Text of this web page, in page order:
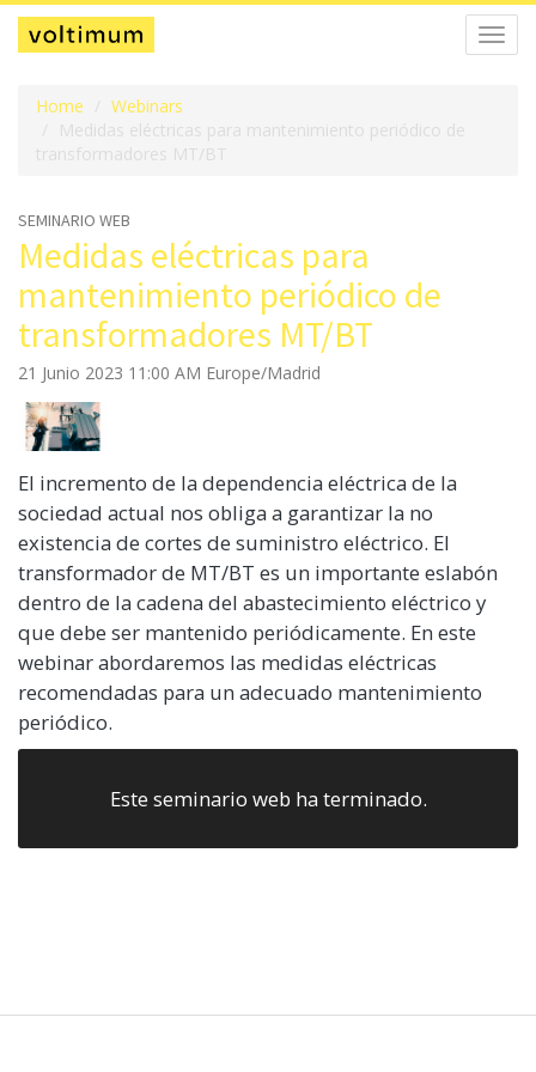
la
Home
Webinars
Medidas eléctricas para mantenimiento periódico de
transformadores MT/BT
SEMINARIO WEB
Medidas eléctricas para
mantenimiento periódico de
transformadores MT/BT
21 Junio 2023 11:00 AM Europe/Madrid
El incremento de la dependencia eléctrica de la
sociedad actual nos obliga a garantizar la no
existencia de cortes de suministro eléctrico. El
transformador de MT/BT es un importante eslabón
dentro de la cadena del abastecimiento eléctrico y
que debe ser mantenido periódicamente. En este
webinar abordaremos las medidas eléctricas
recomendadas para un adecuado mantenimiento
periódico.
Este seminario web ha terminado.